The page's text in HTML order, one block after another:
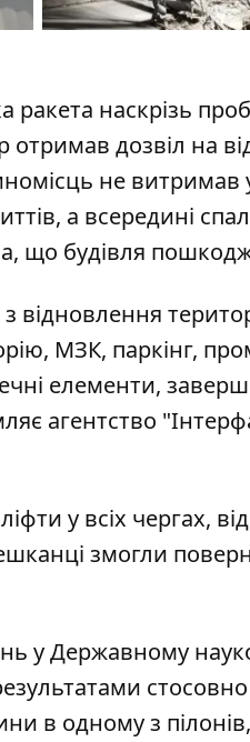
ракета наскрізь
отримав дозвіл на
не витримав
а всередині
що будівля
з відновлення
МЗК, паркінг,
елементи,
агентство
у всіх чергах,
змогли
у Державному
в одному з